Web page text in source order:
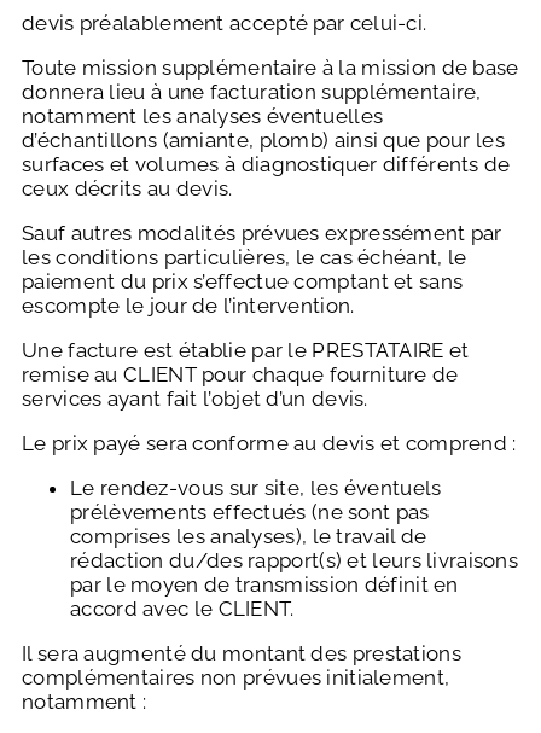
devis préalablement accepté par celui-ci.
Toute mission supplémentaire à la mission de base
donnera lieu à une facturation supplémentaire,
notamment les analyses éventuelles
d’échantillons (amiante, plomb) ainsi que pour les
surfaces et volumes à diagnostiquer différents de
ceux décrits au devis.
Sauf autres modalités prévues expressément par
les conditions particulières, le cas échéant, le
paiement du prix s’effectue comptant et sans
escompte le jour de l’intervention.
Une facture est établie par le PRESTATAIRE et
remise au CLIENT pour chaque fourniture de
services ayant fait l’objet d’un devis.
Le prix payé sera conforme au devis et comprend :
Le rendez-vous sur site, les éventuels
prélèvements effectués (ne sont pas
comprises les analyses), le travail de
rédaction du/des rapport(s) et leurs livraisons
par le moyen de transmission définit en
accord avec le CLIENT.
Il sera augmenté du montant des prestations
complémentaires non prévues initialement,
notamment :